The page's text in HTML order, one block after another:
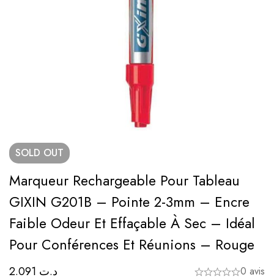
SOLD OUT
Marqueur Rechargeable Pour Tableau
GIXIN G201B – Pointe 2-3mm – Encre
Faible Odeur Et Effaçable À Sec – Idéal
Pour Conférences Et Réunions – Rouge
د.ت 0 avis